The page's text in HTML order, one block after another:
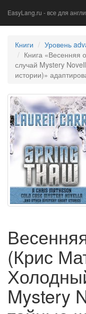
EasyLang.ru - все для
Книги
Уровень
Книга «Весенняя
случай Mystery
истории)»
(Крис
Mystery